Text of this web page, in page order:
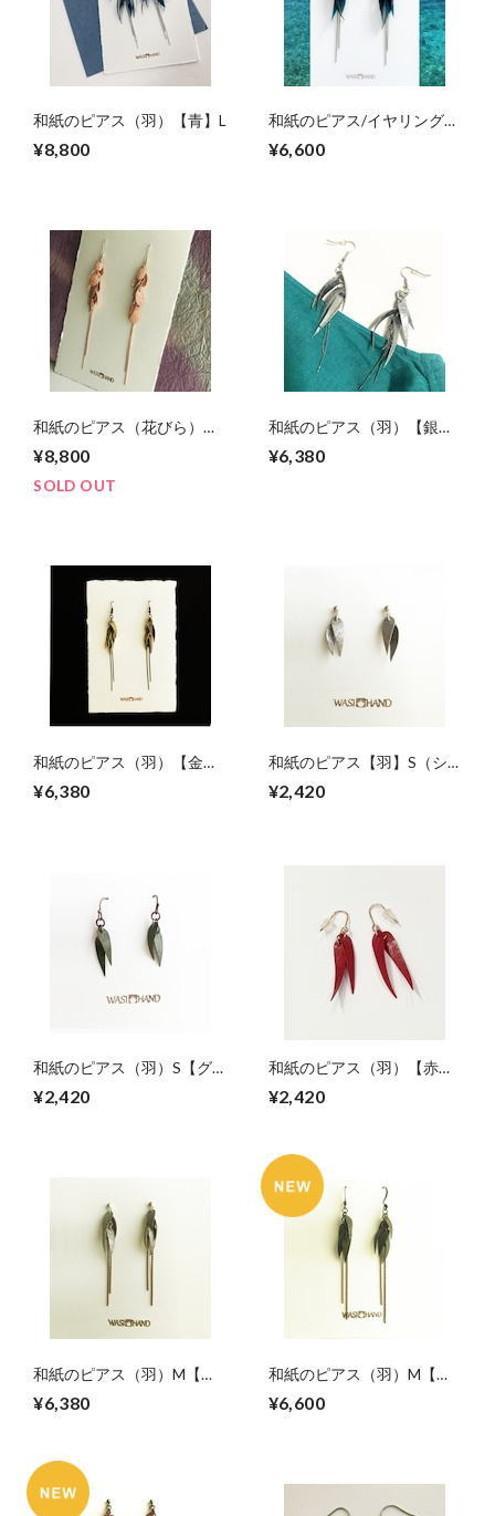
和紙のピアス（羽）【青】L
¥8,800
和紙のピアス/イヤリング
（羽）【青】M
¥6,600
和紙のピアス（花びら）
¥8,800
SOLD OUT
和紙のピアス（羽）【銀】
¥6,380
和紙のピアス（羽）【金】
¥6,380
和紙のピアス【羽】S（シ
¥2,420
和紙のピアス（羽）S【グ
リーン】
¥2,420
和紙のピアス（羽）【赤】
S
¥2,420
和紙のピアス（羽）M【シ
¥6,380
和紙のピアス（羽）M【グ
¥6,600